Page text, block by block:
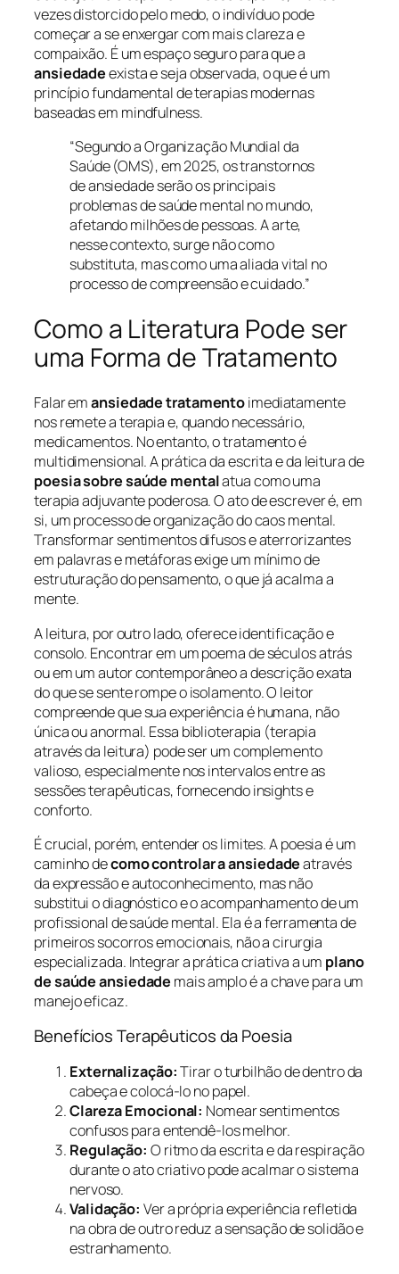
vezes distorcido pelo medo, o indivíduo pode
começar a se enxergar com mais clareza e
compaixão. É um espaço seguro para que a
ansiedadeexista e seja observada, o que é um
princípio fundamental de terapias modernas
baseadas em mindfulness.
“Segundo a Organização Mundial da
Saúde (OMS), em 2025, os transtornos
de ansiedade serão os principais
problemas de saúde mental no mundo,
afetando milhões de pessoas. A arte,
nesse contexto, surge não como
substituta, mas como uma aliada vital no
processo de compreensão e cuidado.”
Como a Literatura Pode ser
uma Forma de Tratamento
Falar emansiedade tratamentoimediatamente
nos remete a terapia e, quando necessário,
medicamentos. No entanto, o tratamento é
multidimensional. A prática da escrita e da leitura de
poesia sobre saúde mentalatua como uma
terapia adjuvantepoderosa. O ato de escrever é, em
si, um processo de organização do caos mental.
Transformar sentimentos difusos e aterrorizantes
em palavras e metáforas exige um mínimo de
estruturação do pensamento, o que já acalma a
mente.
A leitura, por outro lado, oferece identificação e
consolo. Encontrar em um poema de séculos atrás
ou em um autor contemporâneo a descrição exata
do que se sente rompe o isolamento. O leitor
compreende que sua experiência é humana, não
única ou anormal. Essa biblioterapia (terapia
através da leitura) pode ser um complemento
valioso, especialmente nos intervalos entre as
sessões terapêuticas, fornecendo insights e
conforto.
É crucial, porém, entender os limites. A poesia é um
caminho decomo controlar a ansiedadeatravés
da expressão e autoconhecimento, mas não
substitui o diagnóstico e o acompanhamento de um
profissional de saúde mental. Ela é a ferramenta de
primeiros socorros emocionais, não a cirurgia
especializada. Integrar a prática criativa a um plano
de saúde ansiedade mais amplo é a chave para um
manejo eficaz.
Benefícios Terapêuticos da Poesia
Externalização:Tirar o turbilhão de dentro da
cabeça e colocá-lo no papel.
Clareza Emocional: Nomear sentimentos
confusos para entendê-los melhor.
Regulação: O ritmo da escrita e da respiração
durante o ato criativo pode acalmar o sistema
nervoso.
Validação: Ver a própria experiência refletida
na obra de outro reduz a sensação de solidão e
estranhamento.